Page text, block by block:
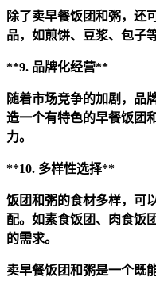
除了卖早餐饭团和粥，还
品，如煎饼、豆浆、包子
**9. 品牌化经营**
随着市场竞争的加剧，品
造一个有特色的早餐饭团
力。
**10. 多样性选择**
饭团和粥的食材多样，可
配。如素食饭团、肉食饭
的需求。
卖早餐饭团和粥是一个既